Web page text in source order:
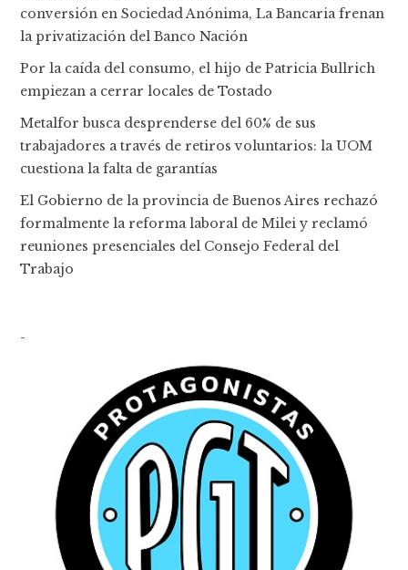
conversión en Sociedad Anónima, La Bancaria frenan
la privatización del Banco Nación
Por la caída del consumo, el hijo de Patricia Bullrich
empiezan a cerrar locales de Tostado
Metalfor busca desprenderse del 60% de sus
trabajadores a través de retiros voluntarios: la UOM
cuestiona la falta de garantías
El Gobierno de la provincia de Buenos Aires rechazó
formalmente la reforma laboral de Milei y reclamó
reuniones presenciales del Consejo Federal del
Trabajo
-